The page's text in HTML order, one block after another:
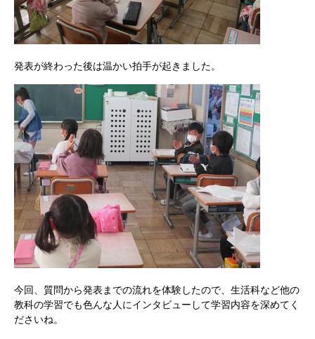
発表が終わった後は温かい拍手が起きました。
今回、質問から発表までの流れを体験したので、生活科など他の
教科の学習でも色んな人にインタビューして学習内容を深めてく
ださいね。